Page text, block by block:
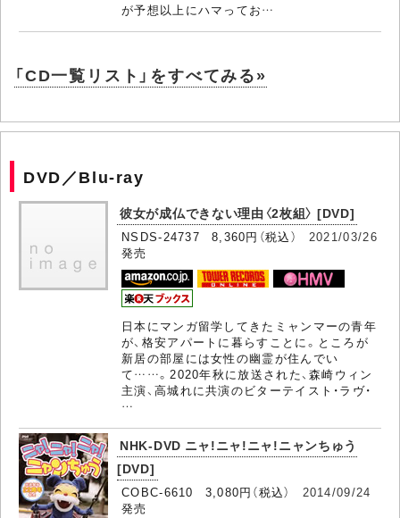
が予想以上にハマってお…
「CD一覧リスト」をすべてみる»
DVD／Blu-ray
彼女が成仏できない理由〈2枚組〉 [DVD]
NSDS-24737 8,360円（税込） 2021/03/26
発売
日本にマンガ留学してきたミャンマーの青年
が、格安アパートに暮らすことに。ところが
新居の部屋には女性の幽霊が住んでい
て……。2020年秋に放送された、森崎ウィン
主演、高城れに共演のビターテイスト・ラヴ・
…
NHK-DVD ニャ!ニャ!ニャ!ニャンちゅう
[DVD]
COBC-6610 3,080円（税込） 2014/09/24
発売